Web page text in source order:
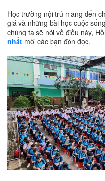
Học trường nội trú mang đến
giá và những bài học cuộc
chúng ta sẽ nói về điều này,
nhất mời các bạn đón đọc.